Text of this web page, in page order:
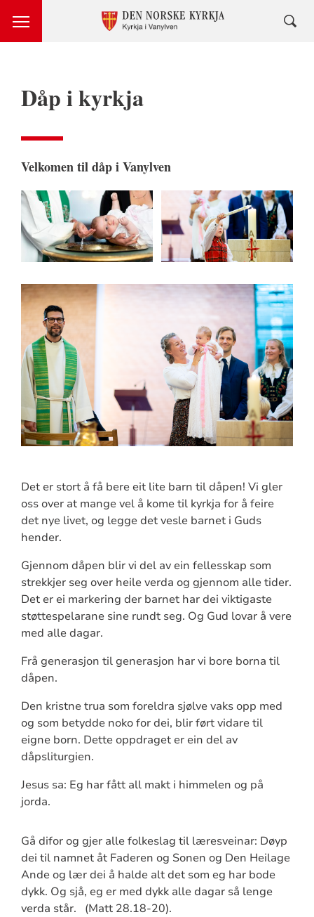
Dåp i kyrkja
Velkomen til dåp i Vanylven
Det er stort å få bere eit lite barn til dåpen! Vi gler
oss over at mange vel å kome til kyrkja for å feire
det nye livet, og legge det vesle barnet i Guds
hender.
Gjennom dåpen blir vi del av ein fellesskap som
strekkjer seg over heile verda og gjennom alle tider.
Det er ei markering der barnet har dei viktigaste
støttespelarane sine rundt seg. Og Gud lovar å vere
med alle dagar.
Frå generasjon til generasjon har vi bore borna til
dåpen.
Den kristne trua som foreldra sjølve vaks opp med
og som betydde noko for dei, blir ført vidare til
eigne born. Dette oppdraget er ein del av
dåpsliturgien.
Jesus sa: Eg har fått all makt i himmelen og på
jorda.
Gå difor og gjer alle folkeslag til læresveinar: Døyp
dei til namnet åt Faderen og Sonen og Den Heilage
Ande og lær dei å halde alt det som eg har bode
dykk. Og sjå, eg er med dykk alle dagar så lenge
verda står. (Matt 28.18-20).